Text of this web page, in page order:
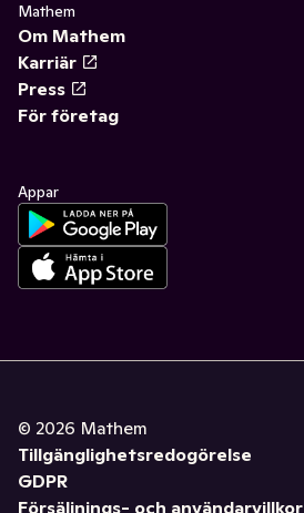
Mathem
Om Mathem
Karriär
Press
För företag
Appar
© 2026 Mathem
Tillgänglighetsredogörelse
GDPR
Försäljnings- och användarvillkor